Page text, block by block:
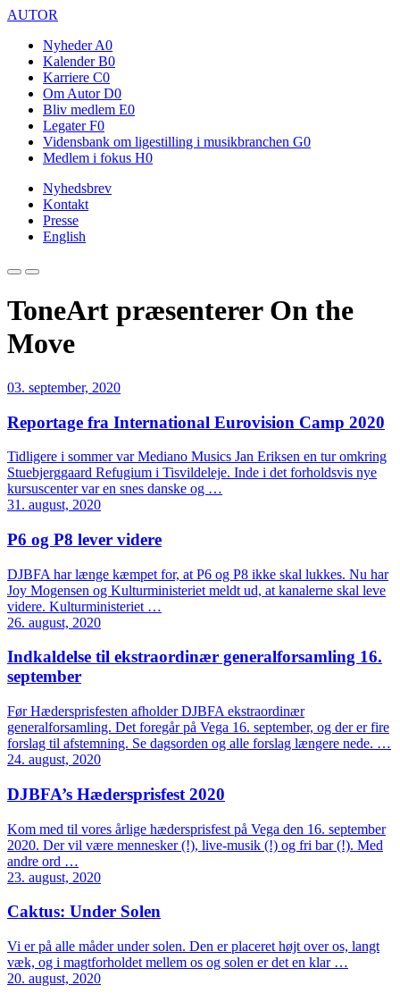
AUTOR
Nyheder A0
Kalender B0
Karriere C0
Om Autor D0
Bliv medlem E0
Legater F0
Vidensbank om ligestilling i musikbranchen G0
Medlem i fokus H0
Nyhedsbrev
Kontakt
Presse
English
ToneArt præsenterer On the
Move
03. september, 2020
Reportage fra International Eurovision Camp 2020
Tidligere i sommer var Mediano Musics Jan Eriksen en tur omkring
Stuebjerggaard Refugium i Tisvildeleje. Inde i det forholdsvis nye
kursuscenter var en snes danske og …
31. august, 2020
P6 og P8 lever videre
DJBFA har længe kæmpet for, at P6 og P8 ikke skal lukkes. Nu har
Joy Mogensen og Kulturministeriet meldt ud, at kanalerne skal leve
videre. Kulturministeriet …
26. august, 2020
Indkaldelse til ekstraordinær generalforsamling 16.
september
Før Hædersprisfesten afholder DJBFA ekstraordinær
generalforsamling. Det foregår på Vega 16. september, og der er fire
forslag til afstemning. Se dagsorden og alle forslag længere nede. …
24. august, 2020
DJBFA’s Hædersprisfest 2020
Kom med til vores årlige hædersprisfest på Vega den 16. september
2020. Der vil være mennesker (!), live-musik (!) og fri bar (!). Med
andre ord …
23. august, 2020
Caktus: Under Solen
Vi er på alle måder under solen. Den er placeret højt over os, langt
væk, og i magtforholdet mellem os og solen er det en klar …
20. august, 2020